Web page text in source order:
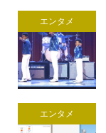
エンタメ
エンタメ